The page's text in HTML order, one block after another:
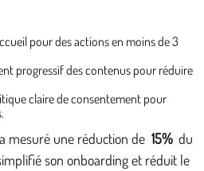
pour des actions en moins de 3
progressif des contenus pour réduire
claire de consentement pour
mesuré une réduction de 15% du
son onboarding et réduit le